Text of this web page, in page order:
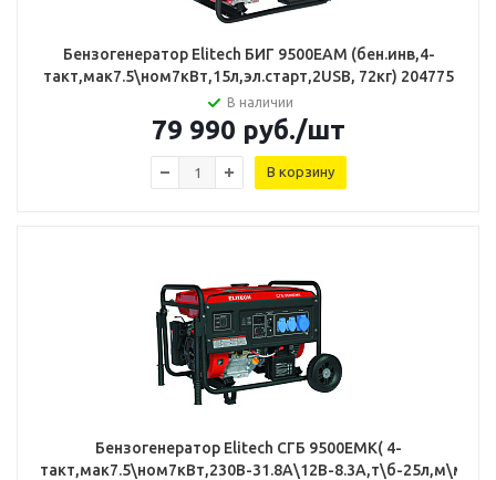
Бензогенератор Elitech БИГ 9500ЕАМ (бен.инв,4-
такт,мак7.5\ном7кВт,15л,эл.старт,2USB, 72кг) 204775
В наличии
79 990 руб./шт
В корзину
Бензогенератор Elitech СГБ 9500ЕМК( 4-
такт,мак7.5\ном7кВт,230В-31.8А\12В-8.3А,т\б-